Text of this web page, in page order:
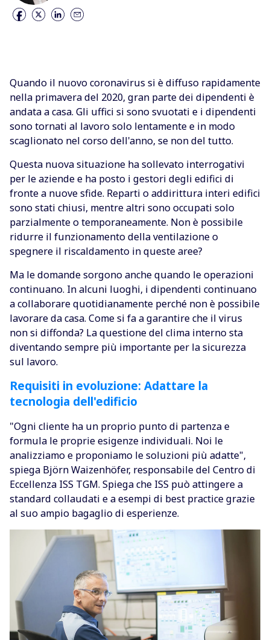
Quando il nuovo coronavirus si è diffuso rapidamente
nella primavera del 2020, gran parte dei dipendenti è
andata a casa. Gli uffici si sono svuotati e i dipendenti
sono tornati al lavoro solo lentamente e in modo
scaglionato nel corso dell'anno, se non del tutto.
Questa nuova situazione ha sollevato interrogativi
per le aziende e ha posto i gestori degli edifici di
fronte a nuove sfide. Reparti o addirittura interi edifici
sono stati chiusi, mentre altri sono occupati solo
parzialmente o temporaneamente. Non è possibile
ridurre il funzionamento della ventilazione o
spegnere il riscaldamento in queste aree?
Ma le domande sorgono anche quando le operazioni
continuano. In alcuni luoghi, i dipendenti continuano
a collaborare quotidianamente perché non è possibile
lavorare da casa. Come si fa a garantire che il virus
non si diffonda? La questione del clima interno sta
diventando sempre più importante per la sicurezza
sul lavoro.
Requisiti in evoluzione: Adattare la
tecnologia dell'edificio
"Ogni cliente ha un proprio punto di partenza e
formula le proprie esigenze individuali. Noi le
analizziamo e proponiamo le soluzioni più adatte",
spiega Björn Waizenhöfer, responsabile del Centro di
Eccellenza ISS TGM. Spiega che ISS può attingere a
standard collaudati e a esempi di best practice grazie
al suo ampio bagaglio di esperienze.